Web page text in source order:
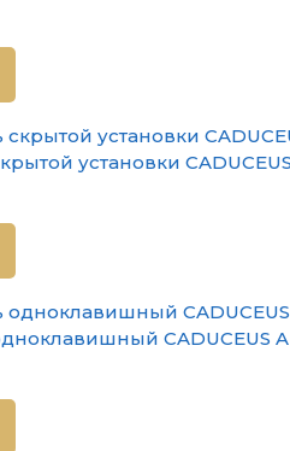
установки
CADUCEUS